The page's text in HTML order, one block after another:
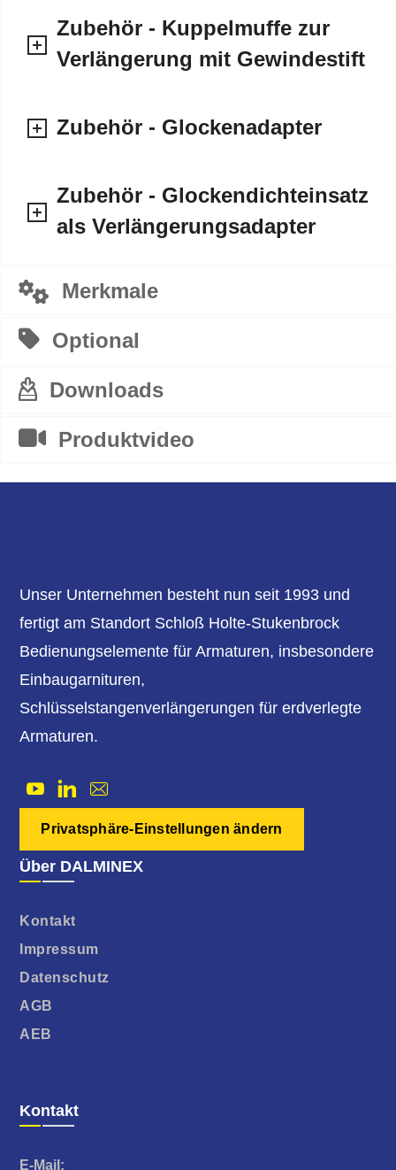
Zubehör - Kuppelmuffe zur
Verlängerung mit Gewindestift
Zubehör - Glockenadapter
Zubehör - Glockendichteinsatz
als Verlängerungsadapter
Merkmale
Optional
Downloads
Produktvideo
Unser Unternehmen besteht nun seit 1993 und
fertigt am Standort Schloß Holte-Stukenbrock
Bedienungselemente für Armaturen, insbesondere
Einbaugarnituren,
Schlüsselstangenverlängerungen für erdverlegte
Armaturen.
Privatsphäre-Einstellungen ändern
Über DALMINEX
Kontakt
Impressum
Datenschutz
AGB
AEB
Kontakt
E-Mail: